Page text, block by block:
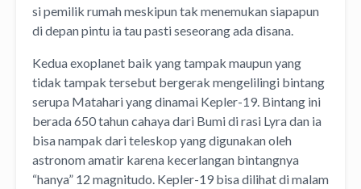
si pemilik rumah meskipun tak menemukan siapapun
di depan pintu ia tau pasti seseorang ada disana.
Kedua exoplanet baik yang tampak maupun yang
tidak tampak tersebut bergerak mengelilingi bintang
serupa Matahari yang dinamai Kepler-19. Bintang ini
berada 650 tahun cahaya dari Bumi di rasi Lyra dan ia
bisa nampak dari teleskop yang digunakan oleh
astronom amatir karena kecerlangan bintangnya
“hanya” 12 magnitudo. Kepler-19 bisa dilihat di malam